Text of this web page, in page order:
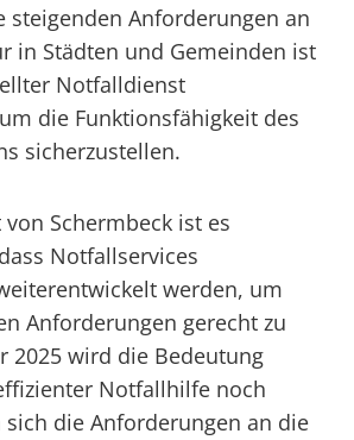
steigenden Anforderungen an
in Städten und Gemeinden ist
Notfalldienst
die Funktionsfähigkeit des
sicherzustellen.
Schermbeck ist es
Notfallservices
werden, um
Anforderungen gerecht zu
2025 wird die Bedeutung
Notfallhilfe noch
sich die Anforderungen an die